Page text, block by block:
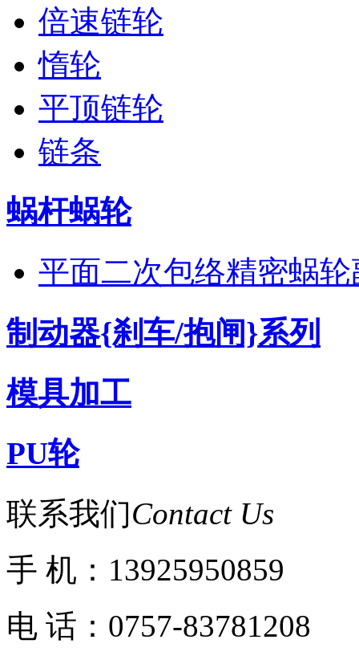
倍速链轮
惰轮
平顶链轮
链条
蜗杆蜗轮
平面二次包络精密蜗轮
制动器{刹车/抱闸}系列
模具加工
PU轮
联系我们Contact Us
手 机：13925950859
电 话：0757-83781208